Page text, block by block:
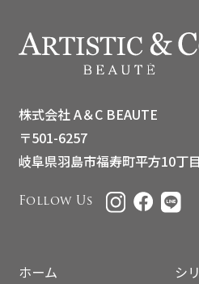
株式会社 A＆C BEAUTE
〒501-6257
岐阜県羽島市福寿町平方10丁
Follow Us
ホーム
シ